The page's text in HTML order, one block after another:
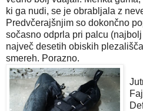
ki ga nudi, se je obrabljala z
Predvčerajšnjim so dokončno
sočasno odprla pri palcu
največ desetih obiskih
smereh. Porazno.